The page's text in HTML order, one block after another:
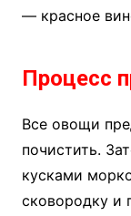
— красное
Процесс
Все овощи
почистить.
кусками
сковородку и